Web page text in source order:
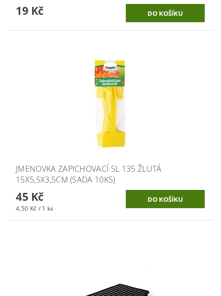
19 Kč
JMENOVKA ZAPICHOVACÍ SL 135 ŽLUTÁ
15X5,5X3,5CM (SADA 10KS)
45 Kč
4,50 Kč / 1 ks